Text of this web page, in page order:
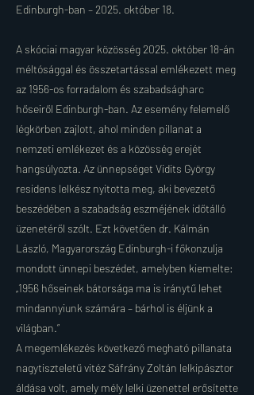
Edinburgh-ban – 2025. október 18.
A skóciai magyar közösség 2025. október 18-án
méltósággal és összetartással emlékezett meg
az 1956-os forradalom és szabadságharc
hőseiről Edinburgh-ban. Az esemény felemelő
légkörben zajlott, ahol minden pillanat a
nemzeti emlékezet és a közösség erejét
hangsúlyozta. Az ünnepséget Vidits György
residens lelkész nyitotta meg, aki bevezető
beszédében a szabadság eszméjének időtálló
üzenetéről szólt. Ezt követően dr. Kálmán
László, Magyarország Edinburgh-i főkonzulja
mondott ünnepi beszédet, amelyben kiemelte:
„1956 hőseinek bátorsága ma is iránytű lehet
mindannyiunk számára – bárhol is éljünk a
világban.”
A megemlékezés következő megható pillanata
nagytiszteletű vitéz Sáfrány Zoltán lelkipásztor
áldása volt, amely mély lelki üzenettel erősítette